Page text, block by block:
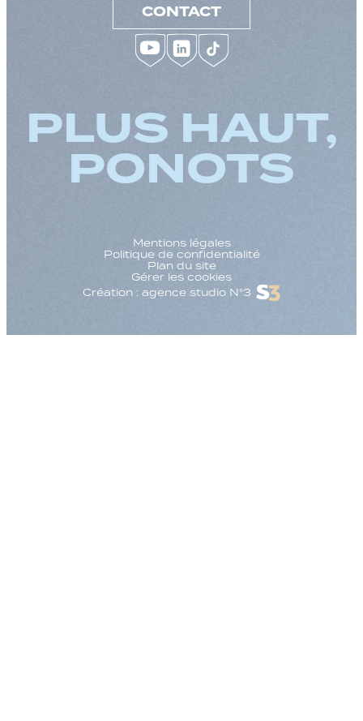
CONTACT
PLUS HAUT,
PONOTS
Mentions légales
Politique de confidentialité
Plan du site
Gérer les cookies
Création : agence studio N°3